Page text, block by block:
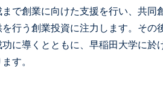
で創業に向けた支援を行い、共同
行う創業投資に注力します。その
に導くとともに、早稲田大学に於
す。